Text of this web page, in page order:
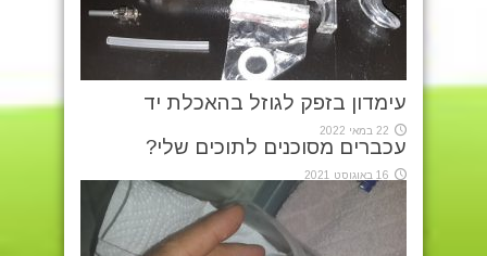
עימדון בזפק לגוזל בהאכלת יד
22 במאי 2022
עכברים מסוכנים לתוכים שלי?
16 באוגוסט 2021